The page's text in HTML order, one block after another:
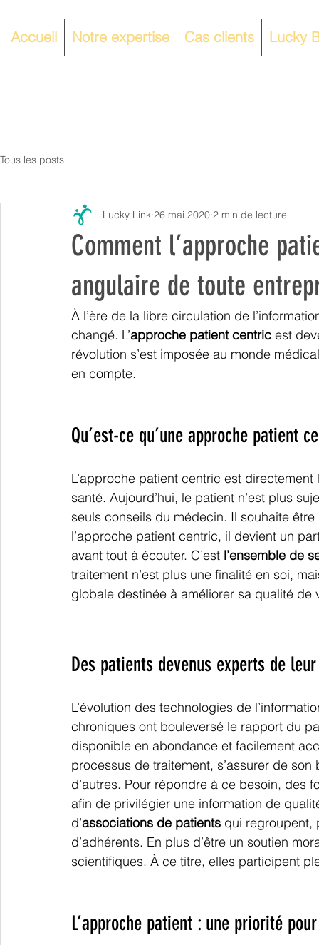
Accueil Notre expertise Cas clients Lucky
Tous les posts
Comment l’approche
angulaire de toute
Lucky Link 26 mai 2020 2 min de lecture
À l’ère de la libre circulation de
changé. L’approche patient centric est
révolution s’est imposée au monde
en compte.
Qu’est-ce qu’une approche patient
L’approche patient centric est
santé. Aujourd’hui, le patient n’est plus
seuls conseils du médecin. Il souhaite
l’approche patient centric, il devient un
avant tout à écouter. C’est l’ensemble de
traitement n’est plus une finalité en soi,
globale destinée à améliorer sa qualité de
Des patients devenus experts de
L’évolution des technologies de
chroniques ont bouleversé le rapport du
disponible en abondance et facilement
processus de traitement, s’assurer de
d’autres. Pour répondre à ce besoin, des
afin de privilégier une information de
d’associations de patients qui regroupent,
d’adhérents. En plus d’être un soutien
scientifiques. À ce titre, elles participent
L’approche patient : une priorité